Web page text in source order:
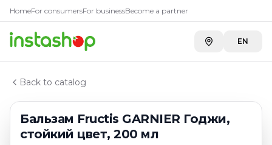
HomeFor consumersFor businessBecome a partner
EN
Back to catalog
Бальзам Fructis GARNIER Годжи,
стойкий цвет, 200 мл
Главная
Каталог
Кондиционеры, бальзамы для волос
Бальзам Fructis GARNIER Годжи, стойкий цвет, 200
КупитьБальзам Fructis
A-Store ТРК "ADK" на Сатпаева